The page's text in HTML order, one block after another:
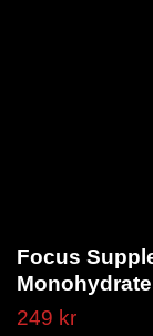
Focus
Monohydrate
249 kr